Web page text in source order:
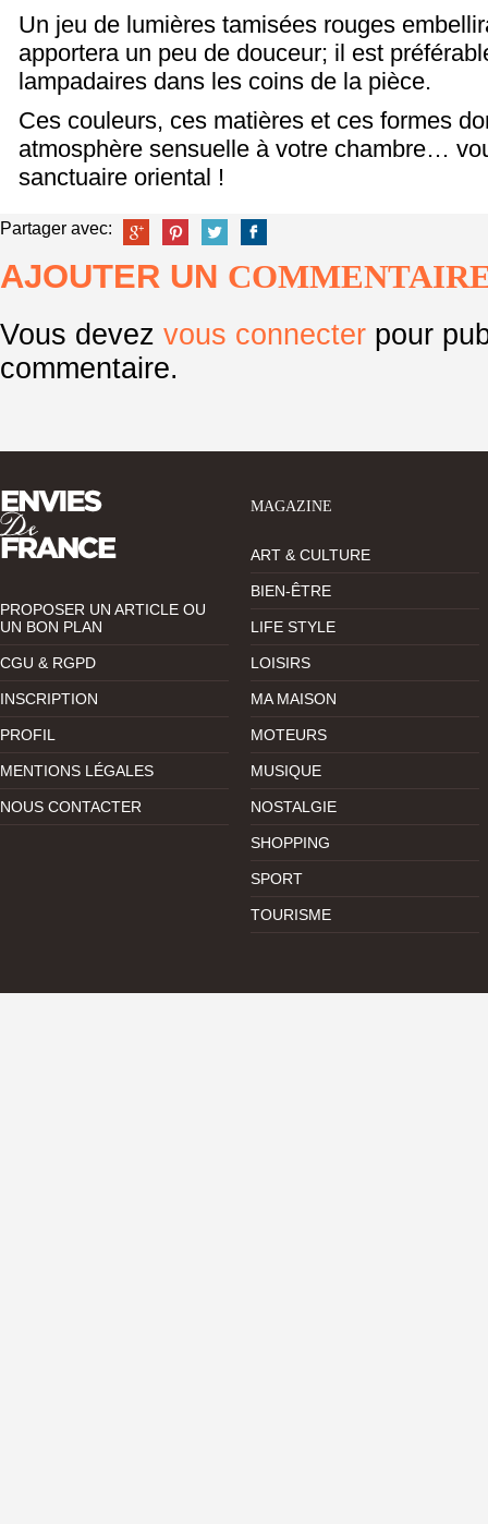
Un jeu de lumières tamisées rouges
apportera un peu de douceur; il est
lampadaires dans les coins de la pièce.
Ces couleurs, ces matières et ces formes
atmosphère sensuelle à votre chambre…
sanctuaire oriental !
Partager avec:
AJOUTER UN
Vous devez vous connecter pour
commentaire.
PROPOSER UN ARTICLE OU
UN BON PLAN
CGU & RGPD
INSCRIPTION
PROFIL
MENTIONS LÉGALES
NOUS CONTACTER
MAGAZINE
ART & CULTURE
BIEN-ÊTRE
LIFE STYLE
LOISIRS
MA MAISON
MOTEURS
MUSIQUE
NOSTALGIE
SHOPPING
SPORT
TOURISME